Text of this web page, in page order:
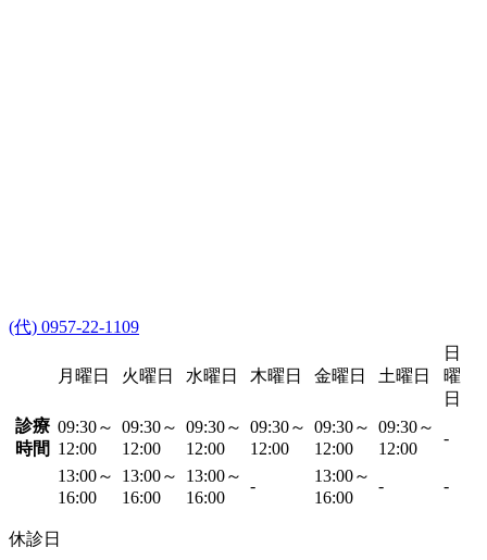
(代) 0957-22-1109
月曜日 火曜日 水曜日 木曜日 金曜日 土曜日
日
曜
日
診療
時間
09:30～
12:00
09:30～
12:00
09:30～
12:00
09:30～
12:00
09:30～
12:00
09:30～
12:00
-
13:00～
16:00
13:00～
16:00
13:00～
16:00
-
13:00～
16:00
- -
休診日